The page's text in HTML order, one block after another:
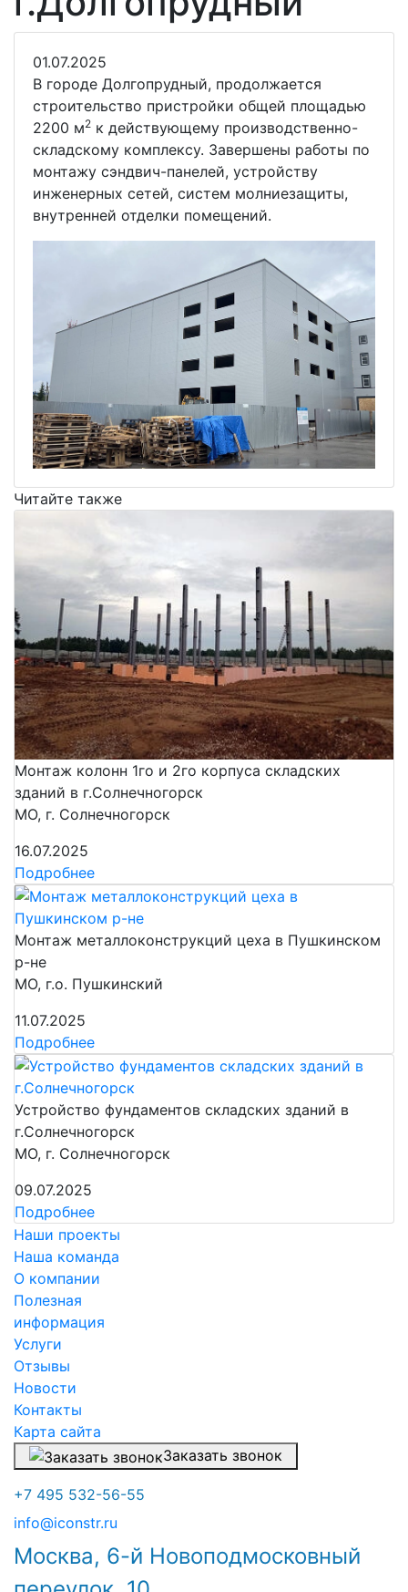
01.07.2025
В городе Долгопрудный, продолжается
строительство пристройки общей площадью
2200 м2 к действующему производственно-
складскому комплексу. Завершены работы по
монтажу сэндвич-панелей, устройству
инженерных сетей, систем молниезащиты,
внутренней отделки помещений.
Читайте также
Монтаж колонн 1го и 2го корпуса складских
зданий в г.Солнечногорск
МО, г. Солнечногорск
16.07.2025
Подробнее
Монтаж металлоконструкций цеха в Пушкинском
р-не
МО, г.о. Пушкинский
11.07.2025
Подробнее
Устройство фундаментов складских зданий в
г.Солнечногорск
МО, г. Солнечногорск
09.07.2025
Подробнее
Наши проекты
Наша команда
О компании
Полезная
информация
Услуги
Отзывы
Новости
Контакты
Карта сайта
Заказать звонок
+7 495 532-56-55
info@iconstr.ru
Москва, 6-й Новоподмосковный